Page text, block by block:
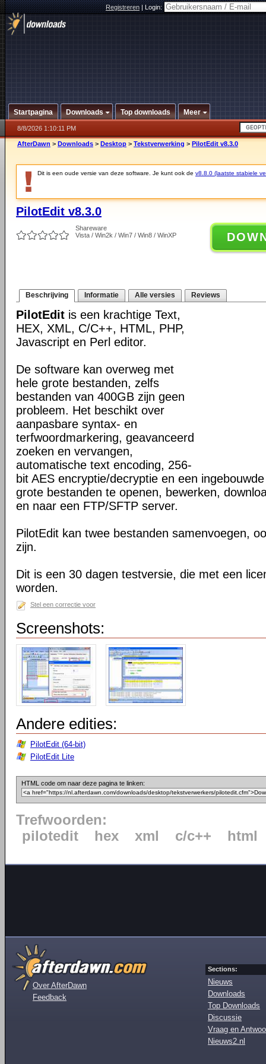
Registreren|Login:
Startpagina Downloads Top downloads Meer
8/8/2026 1:10:11 PM
AfterDawn > Downloads > Desktop > Tekstverwerking > PilotEdit v8.3.0
Dit is een oude versie van deze software. Je kunt ook de v8.8.0 (laatste stabiele
PilotEdit v8.3.0
Shareware
Vista / Win2k / Win7 / Win8 / WinXP
Beschrijving Informatie Alle versies Reviews
PilotEdit is een krachtige Text,
HEX, XML, C/C++, HTML, PHP,
Javascript en Perl editor.
De software kan overweg met
hele grote bestanden, zelfs
bestanden van 400GB zijn geen
probleem. Het beschikt over
aanpasbare syntax- en
terfwoordmarkering, geavanceerd
zoeken en vervangen,
automatische text encoding, 256-
bit AES encryptie/decryptie en een
grote bestanden te openen, bewerken,
en naar een FTP/SFTP server.
PilotEdit kan twee bestanden samenvoegen,
zijn.
Dit is een 30 dagen testversie, die met een
worden.
Stel een correctie voor
Screenshots:
Andere edities:
PilotEdit (64-bit)
PilotEdit Lite
HTML code om naar deze pagina te linken:
Trefwoorden:
pilotedit
hex xml c/c++ html
Over AfterDawn
Feedback
Sections:
Nieuws
Downloads
Top Downloads
Discussie
Vraag en
Nieuws2.nl